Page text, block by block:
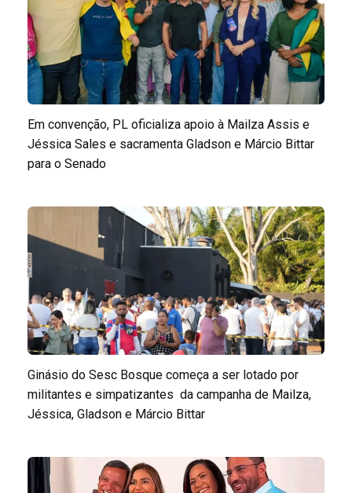
Em convenção, PL oficializa apoio à Mailza Assis e
Jéssica Sales e sacramenta Gladson e Márcio Bittar
para o Senado
Ginásio do Sesc Bosque começa a ser lotado por
militantes e simpatizantes da campanha de Mailza,
Jéssica, Gladson e Márcio Bittar